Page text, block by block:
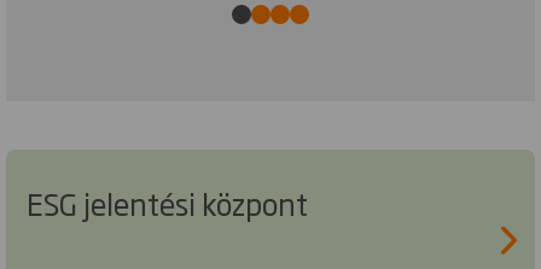
ESG jelentési központ